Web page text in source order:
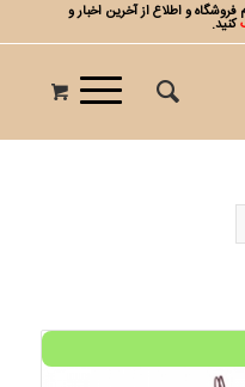
و اطلاع از آخرین اخبار و
کنید.